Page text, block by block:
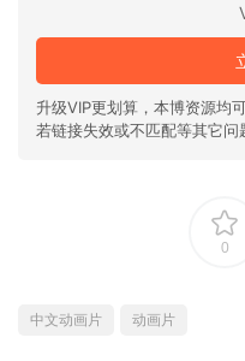
升级VIP更划算，本博资源均
若链接失效或不匹配等其它问
0
中文动画片 动画片